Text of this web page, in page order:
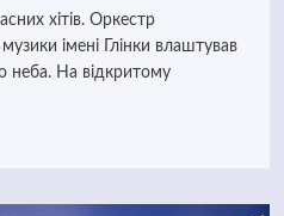
хітів. Оркестр
імені Глінки влаштував
неба. На відкритому